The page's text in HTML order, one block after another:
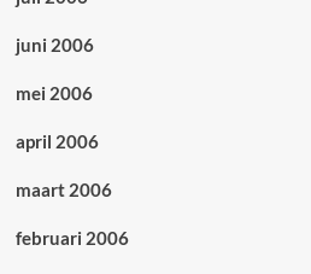
juni 2006
mei 2006
april 2006
maart 2006
februari 2006